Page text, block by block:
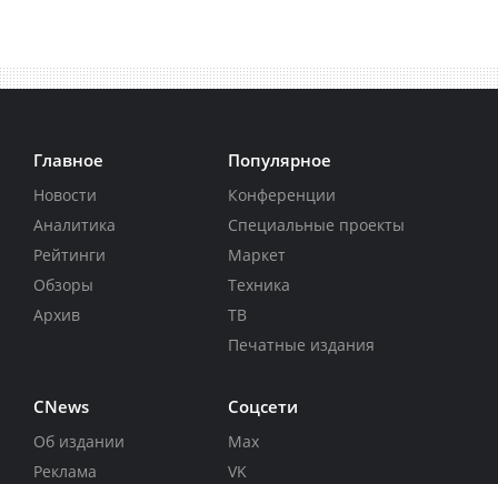
Главное
Новости
Аналитика
Рейтинги
Обзоры
Архив
Популярное
Конференции
Специальные проекты
Маркет
Техника
ТВ
Печатные издания
CNews
Об издании
Реклама
Соцсети
Max
VK